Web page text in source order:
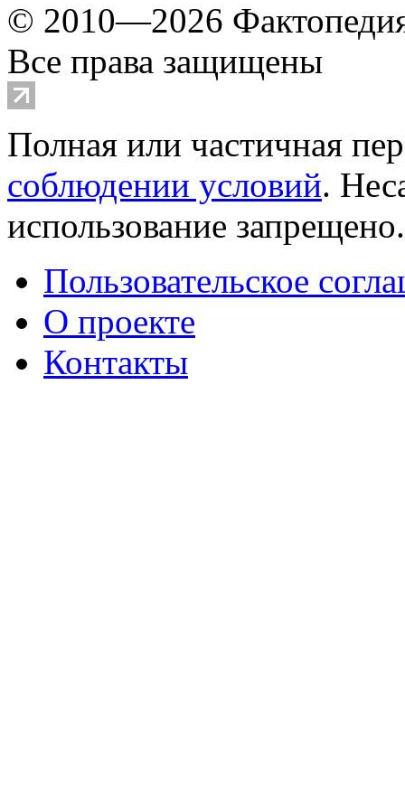
© 2010—2026
Все права защищены
Полная или частичная
соблюдении условий.
использование
Пользовательское
О проекте
Контакты